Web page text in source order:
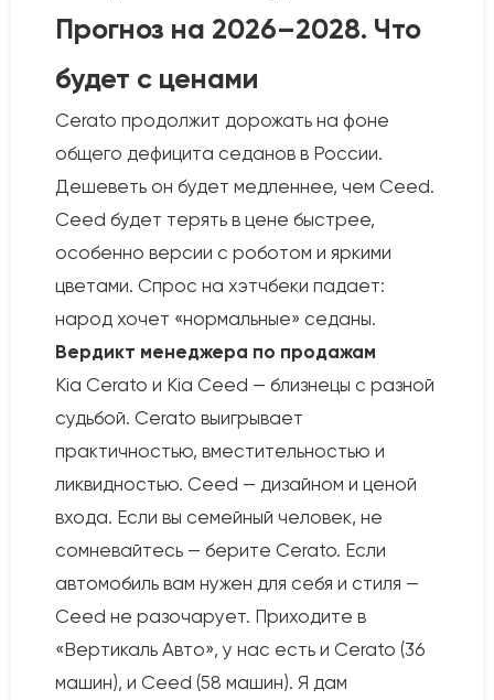
Прогноз на 2026–2028. Что
будет с ценами
Cerato продолжит дорожать на фоне
общего дефицита седанов в России.
Дешеветь он будет медленнее, чем Ceed.
Ceed будет терять в цене быстрее,
особенно версии с роботом и яркими
цветами. Спрос на хэтчбеки падает:
народ хочет «нормальные» седаны.
Вердикт менеджера по продажам
Kia Cerato и Kia Ceed — близнецы с разной
судьбой. Cerato выигрывает
практичностью, вместительностью и
ликвидностью. Ceed — дизайном и ценой
входа. Если вы семейный человек, не
сомневайтесь — берите Cerato. Если
автомобиль вам нужен для себя и стиля —
Ceed не разочарует. Приходите в
«Вертикаль Авто», у нас есть и Cerato (36
машин), и Ceed (58 машин). Я дам